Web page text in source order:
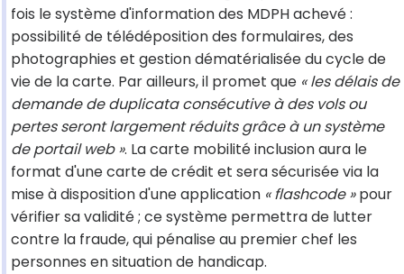
fois le système d'information des MDPH achevé :
possibilité de télédéposition des formulaires, des
photographies et gestion dématérialisée du cycle de
vie de la carte. Par ailleurs, il promet que « les délais de
demande de duplicata consécutive à des vols ou
pertes seront largement réduits grâce à un système
de portail web ». La carte mobilité inclusion aura le
format d'une carte de crédit et sera sécurisée via la
mise à disposition d'une application « flashcode »pour
vérifier sa validité ; ce système permettra de lutter
contre la fraude, qui pénalise au premier chef les
personnes en situation de handicap.